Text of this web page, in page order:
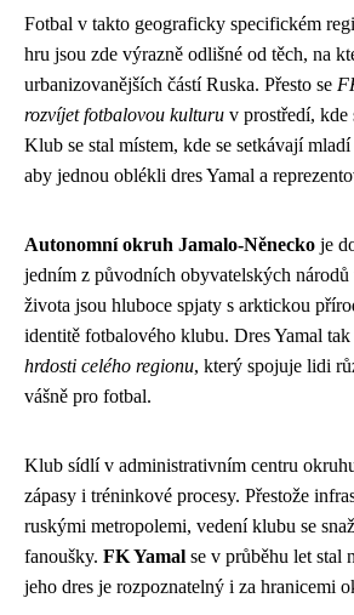
Fotbal v takto geograficky specifickém
hru jsou zde výrazně odlišné od těch, na
urbanizovanějších částí Ruska. Přesto se
rozvíjet fotbalovou kulturu v prostředí,
Klub se stal místem, kde se setkávají
aby jednou oblékli dres Yamal a
Autonomní okruh Jamalo-Něnecko je
jedním z původních obyvatelských
života jsou hluboce spjaty s arktickou
identitě fotbalového klubu. Dres Yamal
hrdosti celého regionu, který spojuje lidi
vášně pro fotbal.
Klub sídlí v administrativním centru
zápasy i tréninkové procesy. Přestože
ruskými metropolemi, vedení klubu se
fanoušky. FK Yamal se v průběhu let stal
jeho dres je rozpoznatelný i za hranicemi